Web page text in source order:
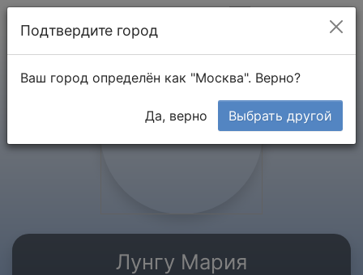
Лунгу Мария
Подтвердите город
Ваш город определён как "Москва". Верно?
Да, верно Выбрать другой